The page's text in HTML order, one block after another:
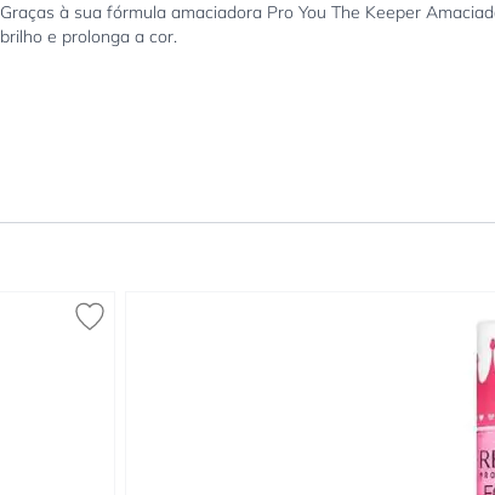
Graças à sua fórmula amaciadora Pro You The Keeper
brilho e prolonga a cor.